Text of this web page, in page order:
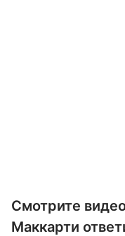
Смотрите
Маккарти